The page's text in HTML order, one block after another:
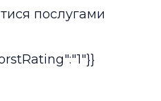
послугами